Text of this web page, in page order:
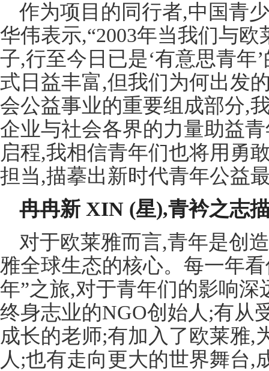
作为项目的同行者,中国青
华伟表示,“2003年当我们与
子,行至今日已是‘有意思青年
式日益丰富,但我们为何出发
会公益事业的重要组成部分,
企业与社会各界的力量助益
启程,我相信青年们也将用勇
担当,描摹出新时代青年公益
冉冉新 XIN (星),青衿之志
对于欧莱雅而言,青年是创
雅全球生态的核心。每一年
年”之旅,对于青年们的影响
终身志业的NGO创始人;有从
成长的老师;有加入了欧莱雅,
人;也有走向更大的世界舞台,